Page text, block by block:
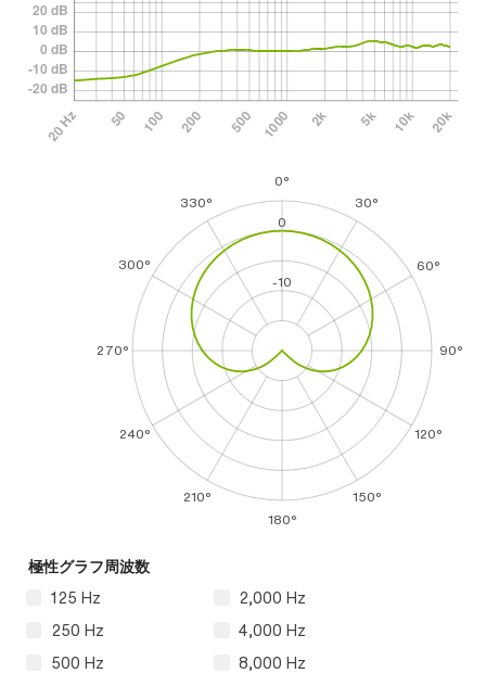
0°
30°
60°
90°
120°
150°
180°
210°
240°
270°
300°
330°
-10
0
極性グラフ周波数
125 Hz
250 Hz
500 Hz
2,000 Hz
4,000 Hz
8,000 Hz